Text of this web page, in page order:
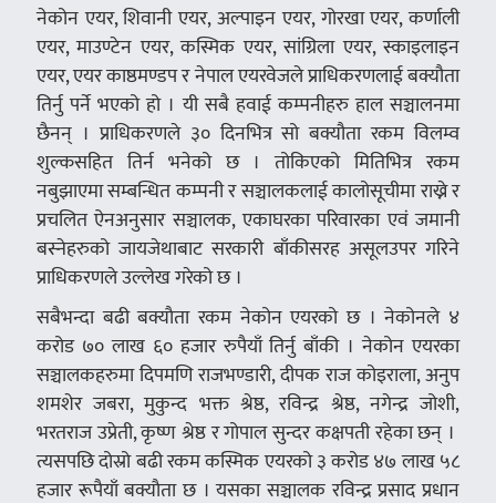
नेकोन एयर, शिवानी एयर, अल्पाइन एयर, गोरखा एयर, कर्णाली
एयर, माउण्टेन एयर, कस्मिक एयर, सांग्रिला एयर, स्काइलाइन
एयर, एयर काष्ठमण्डप र नेपाल एयरवेजले प्राधिकरणलाई बक्यौता
तिर्नु पर्ने भएको हो । यी सबै हवाई कम्पनीहरु हाल सञ्चालनमा
छैनन् । प्राधिकरणले ३० दिनभित्र सो बक्यौता रकम विलम्व
शुल्कसहित तिर्न भनेको छ । तोकिएको मितिभित्र रकम
नबुझाएमा सम्बन्धित कम्पनी र सञ्चालकलाई कालोसूचीमा राख्ने र
प्रचलित ऐनअनुसार सञ्चालक, एकाघरका परिवारका एवं जमानी
बस्नेहरुको जायजेथाबाट सरकारी बाँकीसरह असूलउपर गरिने
प्राधिकरणले उल्लेख गरेको छ ।
सबैभन्दा बढी बक्याैता रकम नेकोन एयरको छ । नेकोनले ४
करोड ७० लाख ६० हजार रुपैयाँ तिर्नु बाँकी । नेकोन एयरका
सञ्चालकहरुमा दिपमणि राजभण्डारी, दीपक राज कोइराला, अनुप
शमशेर जबरा, मुकुन्द भक्त श्रेष्ठ, रविन्द्र श्रेष्ठ, नगेन्द्र जोशी,
भरतराज उप्रेती, कृष्ण श्रेष्ठ र गोपाल सुन्दर कक्षपती रहेका छन् ।
त्यसपछि दोस्रो बढी रकम कस्मिक एयरको ३ करोड ४७ लाख ५८
हजार रूपैयाँ बक्याैता छ । यसका सञ्चालक रविन्द्र प्रसाद प्रधान